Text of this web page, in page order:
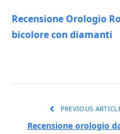
Recensione Orologio
bicolore con diamanti
PREVIOUS
Recensione orologio